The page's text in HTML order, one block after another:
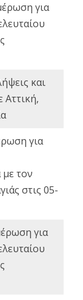
για
και
Αττική,
για
τον
στις 05-
για